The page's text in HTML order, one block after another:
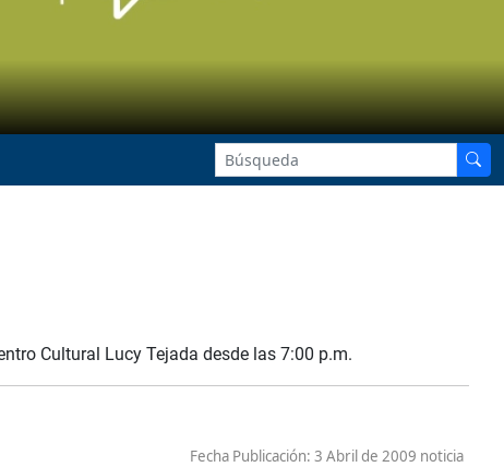
Cultural Lucy Tejada desde las 7:00 p.m.
Fecha Publicación: 3 Abril de 2009 noticia